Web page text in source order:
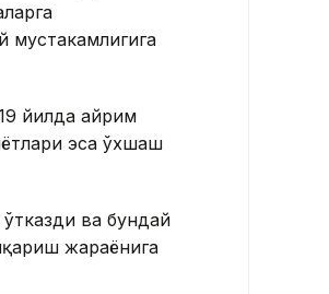
йилда айрим
эса ўхшаш
ва бундай
жараёнига